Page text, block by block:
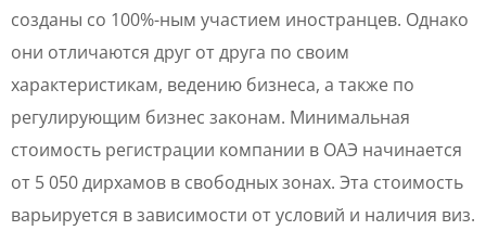
созданы со 100%-ным участием иностранцев. Однако
они отличаются друг от друга по своим
характеристикам, ведению бизнеса, а также по
регулирующим бизнес законам. Минимальная
стоимость регистрации компании в ОАЭ начинается
от 5 050 дирхамов в свободных зонах. Эта стоимость
варьируется в зависимости от условий и наличия виз.